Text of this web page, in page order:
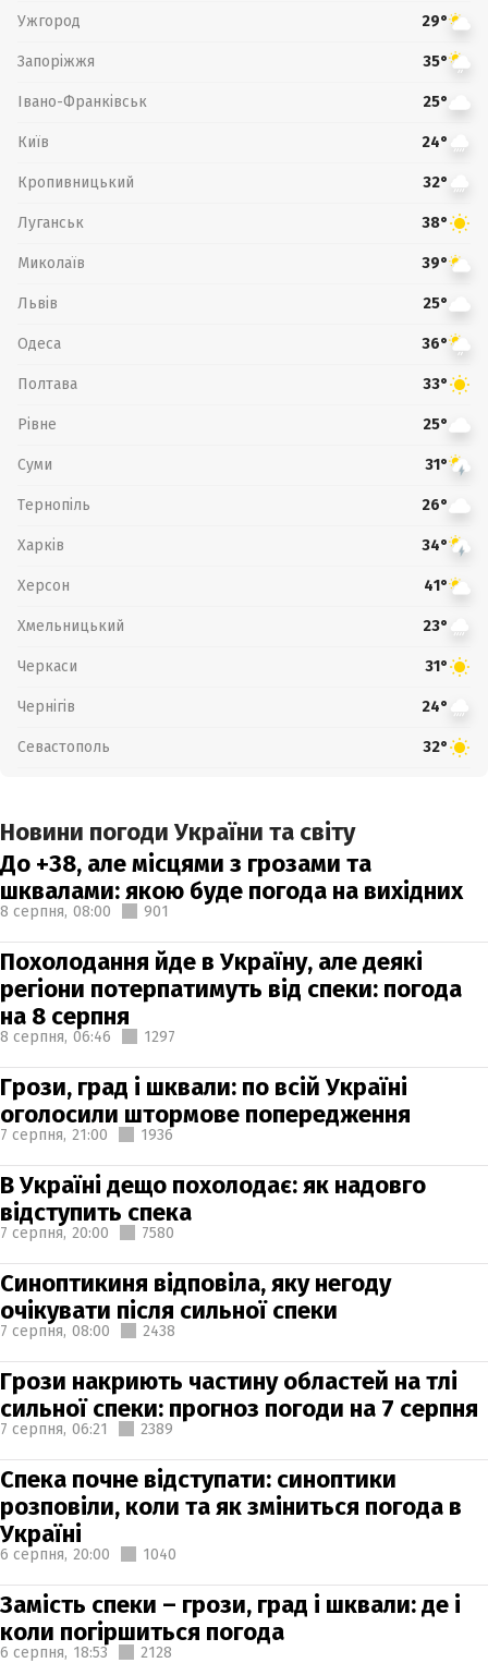
Ужгород 29°
Запоріжжя 35°
Івано-Франківськ 25°
Київ 24°
Кропивницький 32°
Луганськ 38°
Миколаїв 39°
Львів 25°
Одеса 36°
Полтава 33°
Рівне 25°
Суми 31°
Тернопіль 26°
Харків 34°
Херсон 41°
Хмельницький 23°
Черкаси 31°
Чернігів 24°
Севастополь 32°
Новини погоди України та світу
До +38, але місцями з грозами та
шквалами: якою буде погода на вихідних
8 серпня, 08:00 901
Похолодання йде в Україну, але деякі
регіони потерпатимуть від спеки: погода
на 8 серпня
8 серпня, 06:46 1297
Грози, град і шквали: по всій Україні
оголосили штормове попередження
7 серпня, 21:00 1936
В Україні дещо похолодає: як надовго
відступить спека
7 серпня, 20:00 7580
Синоптикиня відповіла, яку негоду
очікувати після сильної спеки
7 серпня, 08:00 2438
Грози накриють частину областей на тлі
сильної спеки: прогноз погоди на 7 серпня
7 серпня, 06:21 2389
Спека почне відступати: синоптики
розповіли, коли та як зміниться погода в
Україні
6 серпня, 20:00 1040
Замість спеки – грози, град і шквали: де і
коли погіршиться погода
6 серпня, 18:53 2128